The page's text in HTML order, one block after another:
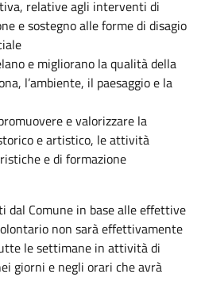
relative agli interventi di
e sostegno alle forme di disagio
e migliorano la qualità della
l’ambiente, il paesaggio e la
e valorizzare la
e artistico, le attività
e di formazione
dal Comune in base alle effettive
non sarà effettivamente
le settimane in attività di
giorni e negli orari che avrà